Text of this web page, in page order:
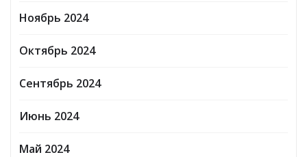
Ноябрь 2024
Октябрь 2024
Сентябрь 2024
Июнь 2024
Май 2024